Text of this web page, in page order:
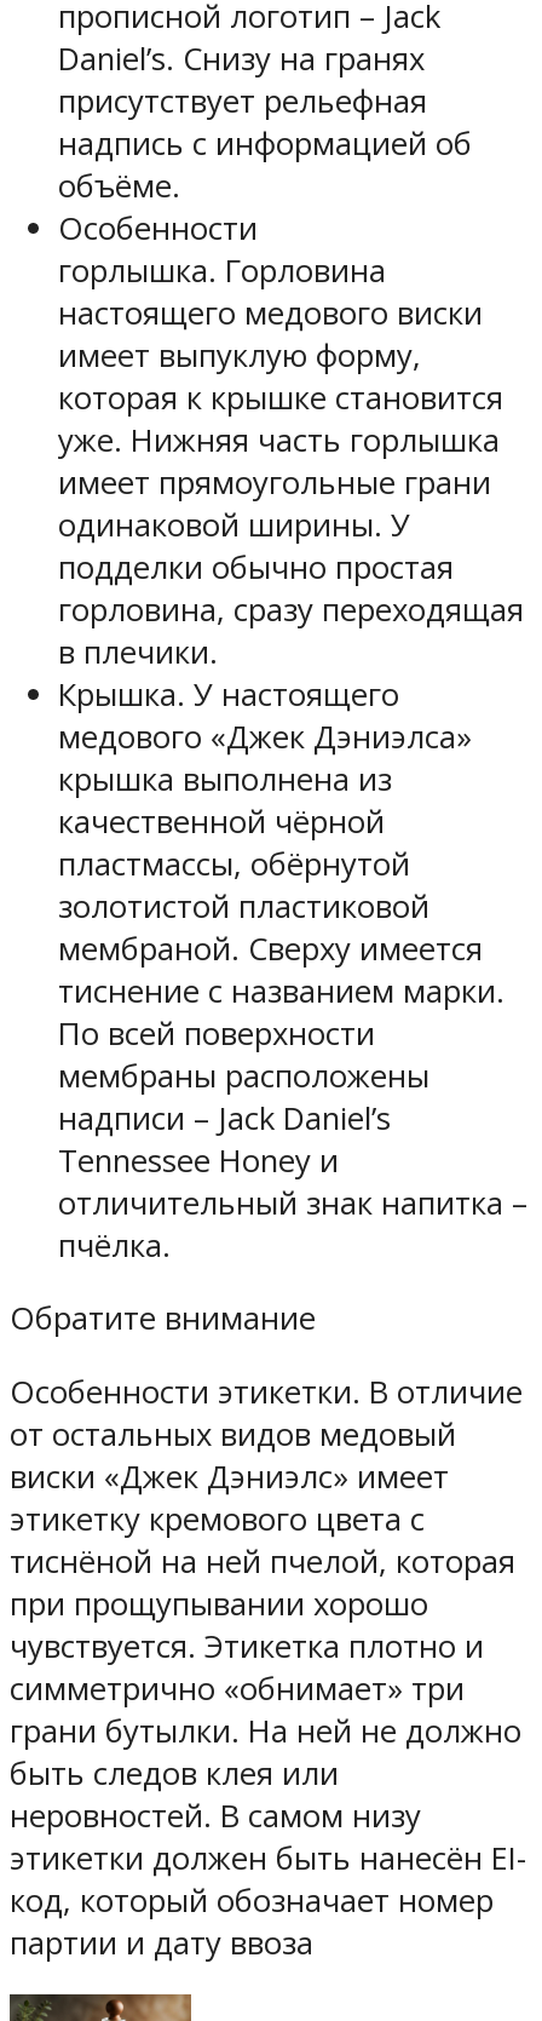
прописной логотип – Jack
Daniel’s. Снизу на гранях
присутствует рельефная
надпись с информацией об
объёме.
Особенности
горлышка. Горловина
настоящего медового виски
имеет выпуклую форму,
которая к крышке становится
уже. Нижняя часть горлышка
имеет прямоугольные грани
одинаковой ширины. У
подделки обычно простая
горловина, сразу переходящая
в плечики.
Крышка. У настоящего
медового «Джек Дэниэлса»
крышка выполнена из
качественной чёрной
пластмассы, обёрнутой
золотистой пластиковой
мембраной. Сверху имеется
тиснение с названием марки.
По всей поверхности
мембраны расположены
надписи – Jack Daniel’s
Tennessee Honey и
отличительный знак напитка –
пчёлка.
Обратите внимание
Особенности этикетки. В отличие
от остальных видов медовый
виски «Джек Дэниэлс» имеет
этикетку кремового цвета с
тиснёной на ней пчелой, которая
при прощупывании хорошо
чувствуется. Этикетка плотно и
симметрично «обнимает» три
грани бутылки. На ней не должно
быть следов клея или
неровностей. В самом низу
этикетки должен быть нанесён EI-
код, который обозначает номер
партии и дату ввоза